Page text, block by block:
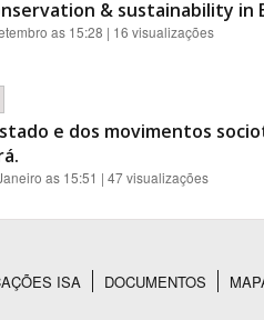
& sustainability in
as 15:28 | 16 visualizações
e dos movimentos
as 15:51 | 47 visualizações
ISA DOCUMENTOS